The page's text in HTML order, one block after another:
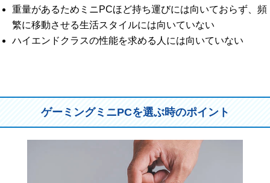
重量があるためミニPCほど持ち運びには向いておらず、頻
繁に移動させる生活スタイルには向いていない
ハイエンドクラスの性能を求める人には向いていない
ゲーミングミニPCを選ぶ時のポイント